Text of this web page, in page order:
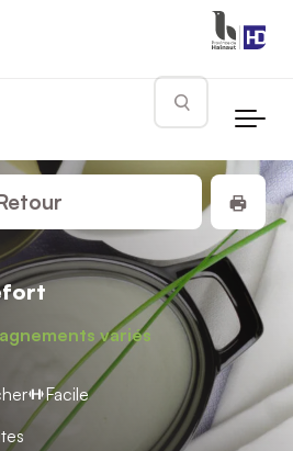
Rechercher
variés
Facile